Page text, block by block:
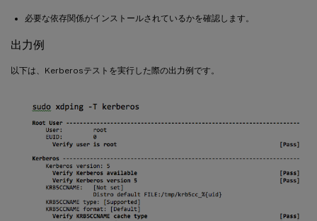
必要な依存関係がインストールされているかを確認します。
出力例
以下は、Kerberosテストを実行した際の出力例です。